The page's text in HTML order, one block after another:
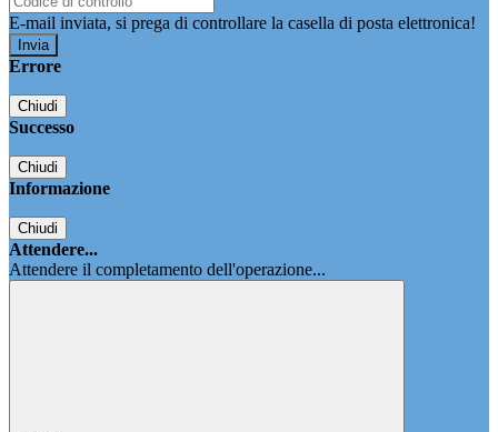
E-mail inviata, si prega di controllare la casella di posta elettronica!
Errore
Chiudi
Successo
Chiudi
Informazione
Chiudi
Attendere...
Attendere il completamento dell'operazione...